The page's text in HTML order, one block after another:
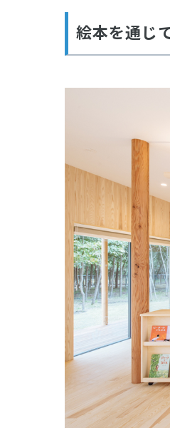
絵本を通じ